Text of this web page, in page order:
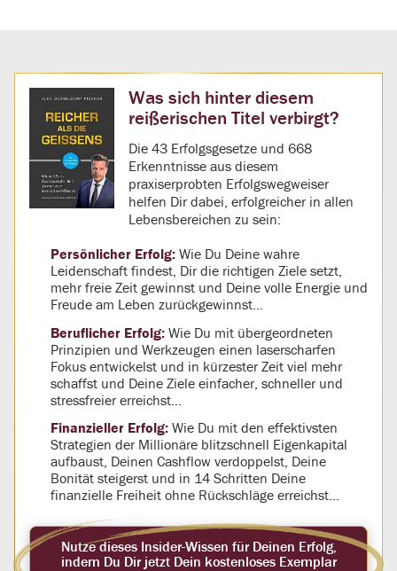
Was sich hinter diesem
reißerischen Titel verbirgt?
Die 43 Erfolgsgesetze und 668
Erkenntnisse aus diesem
praxiserprobten Erfolgswegweiser
helfen Dir dabei, erfolgreicher in allen
Lebensbereichen zu sein:
Persönlicher Erfolg: Wie Du Deine wahre
Leidenschaft findest, Dir die richtigen Ziele setzt,
mehr freie Zeit gewinnst und Deine volle Energie und
Freude am Leben zurückgewinnst…
Beruflicher Erfolg: Wie Du mit übergeordneten
Prinzipien und Werkzeugen einen laserscharfen
Fokus entwickelst und in kürzester Zeit viel mehr
schaffst und Deine Ziele einfacher, schneller und
stressfreier erreichst…
Finanzieller Erfolg: Wie Du mit den effektivsten
Strategien der Millionäre blitzschnell Eigenkapital
aufbaust, Deinen Cashflow verdoppelst, Deine
Bonität steigerst und in 14 Schritten Deine
finanzielle Freiheit ohne Rückschläge erreichst…
Nutze dieses Insider-Wissen für Deinen Erfolg,
indem Du Dir jetzt Dein kostenloses Exemplar